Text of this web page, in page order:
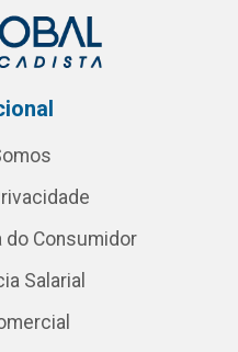
do Consumidor
Salarial